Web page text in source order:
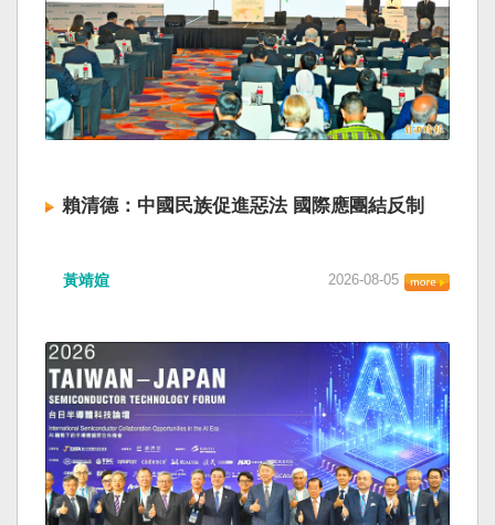
賴清德：中國民族促進惡法 國際應團結反制
黃靖媗 2026-08-05